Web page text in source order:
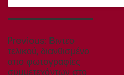
Πλοήγηση
Previous: Previous
post:
Βιντεο
τελικού, διανθισμένο
απο φωτογραφίες